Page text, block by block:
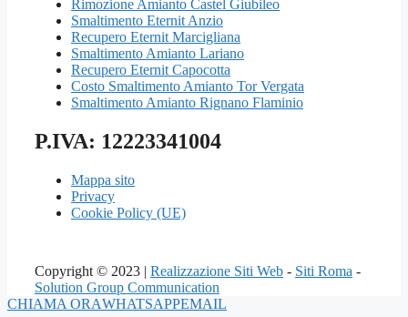
Rimozione Amianto Castel Giubileo
Smaltimento Eternit Anzio
Recupero Eternit Marcigliana
Smaltimento Amianto Lariano
Recupero Eternit Capocotta
Costo Smaltimento Amianto Tor Vergata
Smaltimento Amianto Rignano Flaminio
P.IVA: 12223341004
Mappa sito
Privacy
Cookie Policy (UE)
Copyright © 2023 | Realizzazione Siti Web - Siti Roma -
Solution Group Communication
CHIAMA ORAWHATSAPPEMAIL